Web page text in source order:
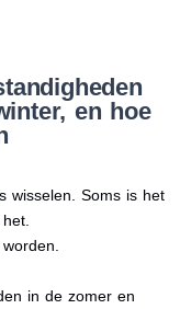
en hoe
wisselen. Soms is het
in de zomer en